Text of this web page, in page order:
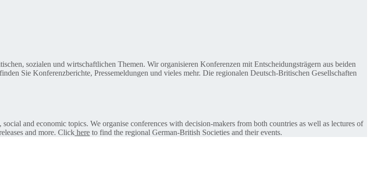
sozialen und wirtschaftlichen Themen. Wir organisieren Konferenzen mit Entscheidungsträgern aus beiden
finden Sie Konferenzberichte, Pressemeldungen und vieles mehr. Die regionalen Deutsch-Britischen Gesellschaften
and economic topics. We organise conferences with decision-makers from both countries as well as lectures of
and more. Click here to find the regional German-British Societies and their events.